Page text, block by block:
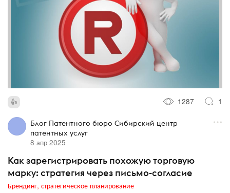
1287 1
Блог Патентного бюро Сибирский центр
патентных услуг
8 апр 2025
Как зарегистрировать похожую торговую
марку: стратегия через письмо-согласие
Брендинг, стратегическое планирование